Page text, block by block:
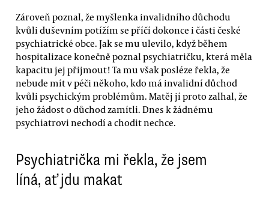
Zároveň poznal, že myšlenka invalidního důchodu
kvůli duševním potížím se příčí dokonce i části české
psychiatrické obce. Jak se mu ulevilo, když během
hospitalizace konečně poznal psychiatričku, která měla
kapacitu jej přijmout! Ta mu však posléze řekla, že
nebude mít v péči někoho, kdo má invalidní důchod
kvůli psychickým problémům. Matěj jí proto zalhal, že
jeho žádost o důchod zamítli. Dnes k žádnému
psychiatrovi nechodí a chodit nechce.
Psychiatrička mi řekla, že jsem
líná, ať jdu makat